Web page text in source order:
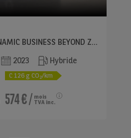
HYBRIDE 2WD DYNAMIC BUSINESS BEYOND ZERO
2023
Hybride
C 126 g CO2/km
574 €/ mois
TVA inc.